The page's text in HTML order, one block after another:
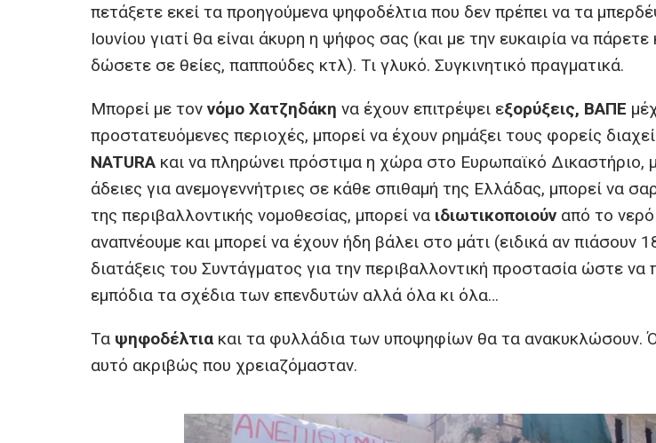
πετάξετε εκεί τα προηγούμενα ψηφοδέλτια που δεν πρέπει να τα
Ιουνίου γιατί θα είναι άκυρη η ψήφος σας (και με την ευκαιρία να πάρετε
δώσετε σε θείες, παππούδες κτλ). Τι γλυκό. Συγκινητικό πραγματικά.
Μπορεί με τον νόμο Χατζηδάκη να έχουν επιτρέψει εξορύξεις, ΒΑΠΕ
προστατευόμενες περιοχές, μπορεί να έχουν ρημάξει τους φορείς
NATURΑ και να πληρώνει πρόστιμα η χώρα στο Ευρωπαϊκό Δικαστήριο,
άδειες για ανεμογεννήτριες σε κάθε σπιθαμή της Ελλάδας, μπορεί να
της περιβαλλοντικής νομοθεσίας, μπορεί να ιδιωτικοποιούν από το
αναπνέουμε και μπορεί να έχουν ήδη βάλει στο μάτι (ειδικά αν πιάσουν
διατάξεις του Συντάγματος για την περιβαλλοντική προστασία ώστε
εμπόδια τα σχέδια των επενδυτών αλλά όλα κι όλα…
Τα ψηφοδέλτια και τα φυλλάδια των υποψηφίων θα τα ανακυκλώσουν.
αυτό ακριβώς που χρειαζόμασταν.